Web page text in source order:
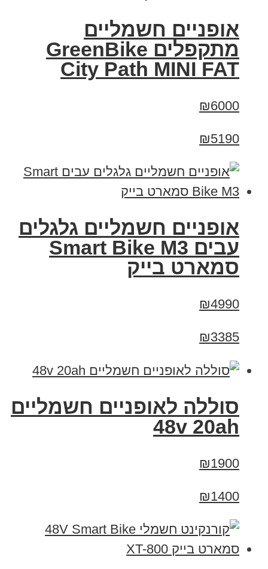
אופניים חשמליים
‏מתקפלים GreenBike
City Path MINI FAT
₪6000
₪5190
אופניים חשמליים גלגלים
עבים Smart Bike M3
סמארט בייק
₪4990
₪3385
סוללה לאופניים חשמליים
48v 20ah
₪1900
₪1400